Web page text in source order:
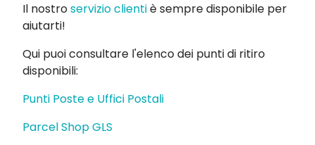
Il nostroservizio clientiè sempre disponibile per
aiutarti!
Qui puoi consultare l'elenco dei punti di ritiro
disponibili:
Punti Poste e Uffici Postali
Parcel Shop GLS